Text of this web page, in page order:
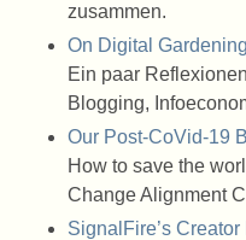
zusammen.
On Digital
Ein paar
Blogging,
Our Post-CoVid-19
How to save the
Change Alignment
SignalFire’s